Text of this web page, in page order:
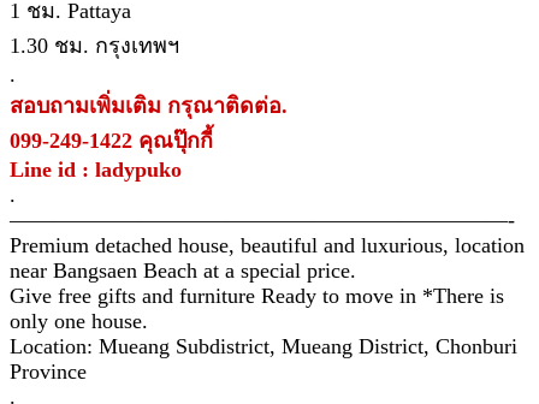
1 ชม. Pattaya
1.30 ชม. กรุงเทพฯ
.
สอบถามเพิ่มเติม กรุณาติดต่อ.
099-249-1422 คุณปุ๊กกี้
Line id : ladypuko
.
———————————————————————-
Premium detached house, beautiful and luxurious, location
near Bangsaen Beach at a special price.
Give free gifts and furniture Ready to move in *There is
only one house.
Location: Mueang Subdistrict, Mueang District, Chonburi
Province
.